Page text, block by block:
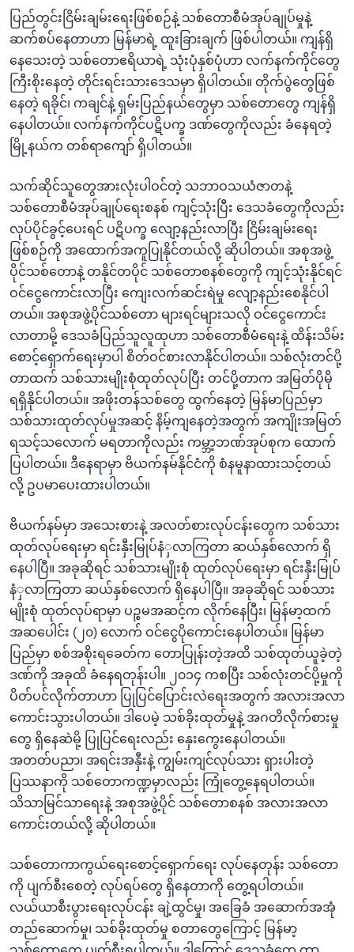
ပြည်တွင်းငြိမ်းချမ်းရေးဖြစ်စဉ်နဲ့ သစ်တောစီမံအုပ်ချုပ်မှုနဲ့
ဆက်စပ်နေတာဟာ မြန်မာရဲ့ ထူးခြားချက် ဖြစ်ပါတယ်။ ကျန်ရှိ
နေသေးတဲ့ သစ်တောဧရိယာရဲ့ သုံးပုံနှစ်ပုံဟာ လက်နက်ကိုင်တွေ
ကြီးစိုးနေတဲ့ တိုင်းရင်းသားဒေသမှာ ရှိပါတယ်။ တိုက်ပွဲတွေဖြစ်
နေတဲ့ ရခိုင်၊ ကချင်နဲ့ ရှမ်းပြည်နယ်တွေမှာ သစ်တောတွေ ကျန်ရှိ
နေပါတယ်။ လက်နက်ကိုင်ပဋိပက္ခ ဒဏ်တွေကိုလည်း ခံနေရတဲ့
မြို့နယ်က တစ်ရာကျော် ရှိပါတယ်။
သက်ဆိုင်သူတွေအားလုံးပါဝင်တဲ့ သဘာဝသယံဇာတနဲ့
သစ်တောစီမံအုပ်ချုပ်ရေးစနစ် ကျင့်သုံးပြီး ဒေသခံတွေကိုလည်း
လုပ်ပိုင်ခွင့်ပေးရင် ပဋိပက္ခ လျော့နည်းလာပြီး ငြိမ်းချမ်းရေး
ဖြစ်စဉ်ကို အထောက်အကူပြုနိုင်တယ်လို့ ဆိုပါတယ်။ အစုအဖွဲ့
ပိုင်သစ်တောနဲ့ တနိုင်တပိုင် သစ်တောစနစ်တွေကို ကျင့်သုံးနိုင်ရင်
ဝင်ငွေကောင်းလာပြီး ကျေးလက်ဆင်းရဲမှု လျော့နည်းစေနိုင်ပါ
တယ်။ အစုအဖွဲ့ပိုင်သစ်တော များရင်များသလို ဝင်ငွေကောင်း
လာတာမို့ ဒေသခံပြည်သူလူထုဟာ သစ်တောစီမံရေးနဲ့ ထိန်းသိမ်း
စောင့်ရှောက်ရေးမှာပါ စိတ်ဝင်စားလာနိုင်ပါတယ်။ သစ်လုံးတင်ပို့
တာထက် သစ်သားမျိုးစုံထုတ်လုပ်ပြီး တင်ပို့တာက အမြတ်ပိုမို
ရရှိနိုင်ပါတယ်။ အဖိုးတန်သစ်တွေ ထွက်နေတဲ့ မြန်မာပြည်မှာ
သစ်သားထုတ်လုပ်မှုအဆင့် နိမ့်ကျနေတဲ့အတွက် အကျိုးအမြတ်
ရသင့်သလောက် မရတာကိုလည်း ကမ္ဘာ့ဘဏ်အုပ်စုက ထောက်
ပြပါတယ်။ ဒီနေရာမှာ ဗိယက်နမ်နိုင်ငံကို စံနမူနာထားသင့်တယ်
လို့ ဥပမာပေးထားပါတယ်။
ဗိယက်နမ်မှာ အသေးစားနဲ့ အလတ်စားလုပ်ငန်းတွေက သစ်သား
ထုတ်လုပ်ရေးမှာ ရင်းနှီးမြုပ်နံှလာကြတာ ဆယ်နှစ်လောက် ရှိ
နေပါပြီ။ အခုဆိုရင် သစ်သားမျိုးစုံ ထုတ်လုပ်ရေးမှာ ရင်းနှီးမြုပ်
နံှလာကြတာ ဆယ်နှစ်လောက် ရှိနေပါပြီ။ အခုဆိုရင် သစ်သား
မျိုးစုံ ထုတ်လုပ်ရာမှာ ပဉ္စမအဆင့်က လိုက်နေပြီး၊ မြန်မာ့ထက်
အဆပေါင်း (၂၀) လောက် ဝင်ငွေပိုကောင်းနေပါတယ်။ မြန်မာ
ပြည်မှာ စစ်အစိုးရခေတ်က တောပြုန်းတဲ့အထိ သစ်ထုတ်ယူခဲ့တဲ့
ဒဏ်ကို အခုထိ ခံနေရတုန်းပါ။ ၂၀၁၄ ကစပြီး သစ်လုံးတင်ပို့မှုကို
ပိတ်ပင်လိုက်တာဟာ ပြုပြင်ပြောင်းလဲရေးအတွက် အလားအလာ
ကောင်းသွားပါတယ်။ ဒါပေမဲ့ သစ်ခိုးထုတ်မှုနဲ့ အဂတိလိုက်စားမှု
တွေ ရှိနေဆဲမို့ ပြုပြင်ရေးလည်း နှေးကွေးနေပါတယ်။
အတတ်ပညာ၊ အရင်းအနှီးနဲ့ ကျွမ်းကျင်လုပ်သား ရှားပါးတဲ့
ပြဿနာကို သစ်တောကဏ္ဍမှာလည်း ကြုံတွေ့နေရပါတယ်။
သိသာမြင်သာရေးနဲ့ အစုအဖွဲ့ပိုင် သစ်တောစနစ် အလားအလာ
ကောင်းတယ်လို့ ဆိုပါတယ်။
သစ်တောကာကွယ်ရေးစောင့်ရှောက်ရေး လုပ်နေတုန်း သစ်တော
ကို ပျက်စီးစေတဲ့ လုပ်ရပ်တွေ ရှိနေတာကို တွေ့ရပါတယ်။
လယ်ယာစီးပွားရေးလုပ်ငန်း ချဲ့ထွင်မှု၊ အခြေခံ အဆောက်အအုံ
တည်ဆောက်မှု၊ သစ်ခိုးထုတ်မှု စတာတွေကြောင့် မြန်မာ့